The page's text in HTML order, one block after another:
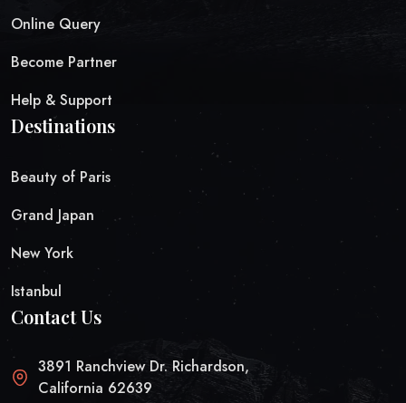
Online Query
Become Partner
Help & Support
Destinations
Beauty of Paris
Grand Japan
New York
Istanbul
Contact Us
3891 Ranchview Dr. Richardson,
California 62639